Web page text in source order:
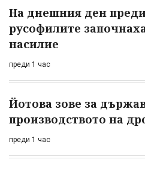
На днешния ден
русофилите
насилие
преди 1 час
Йотова зове за
производството на
преди 1 час